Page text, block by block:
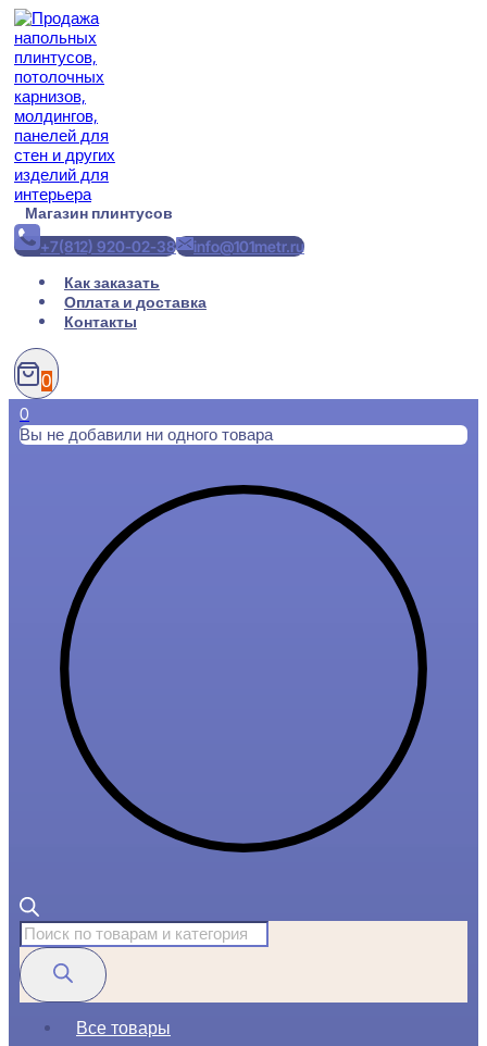
Перейти
содержимому
Магазин плинтусов
+7(812) 920-02-38
info@101metr.ru
Как заказать
Оплата и доставка
Контакты
0
0
Вы не добавили ни одного товара
Поиск
товаров
Все товары